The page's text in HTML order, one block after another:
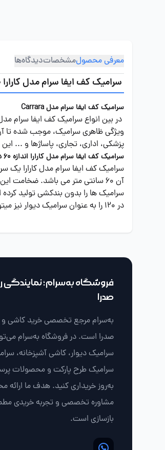
معرفی محصولمشخصاتدیدگاه‌ها
سرامیک کف ایفا سرام مدل کارارا 60 در 120
سرامیک کف ایفا سرام مدل Carrara
ویژگی ظاهری سرامیک، موجب شده تا
پزشکی، اداری، تجاری، پاساژها و ... این سرامیک ها نصب می شوند. این مدل
سرامیک کف ایفا سرام مدل کارارا اندازه 60 در 120
آن 60 سانتی متر می باشد.
در 120 را به عنوان سرامیک دیوار نیز میتوان استفاده کرد.
فروشگاه به‌سرام؛ نمایندگی
صدرا
به‌سرام مرجع تخصصی خرید کاشی و
صدرا است. در فروشگاه به‌سرام
سرامیک دیوار، کاشی آشپزخانه،
سرامیک طرح پارکت و محصولات
به‌روز خریداری کنید. هدف ما
مشاوره تخصصی و تجربه خریدی
بازسازی است.